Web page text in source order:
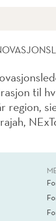
til
region,